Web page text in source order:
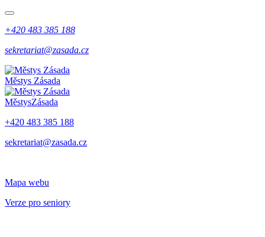
+420 483 385 188
sekretariat@zasada.cz
Městys Zásada
MěstysZásada
+420 483 385 188
sekretariat@zasada.cz
Mapa webu
Verze pro seniory